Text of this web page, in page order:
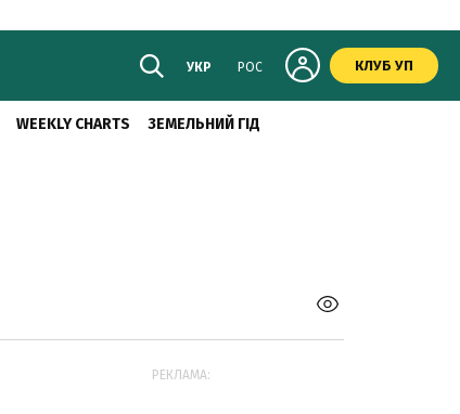
УКР РОС КЛУБ УП
WEEKLY CHARTS ЗЕМЕЛЬНИЙ ГІД
РЕКЛАМА: